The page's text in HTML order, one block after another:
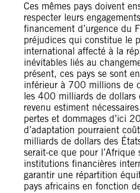
Ces mêmes pays doivent
respecter leurs
financement d’urgence du
préjudices qui constitue le
international affecté à la
inévitables liés au
présent, ces pays se sont
inférieur à 700 millions de
les 400 milliards de dollars
revenu estiment
pertes et dommages d’ici
d’adaptation pourraient
milliards de dollars des
serait-ce que pour l’Afrique
institutions financières
garantir une répartition
pays africains en fonction